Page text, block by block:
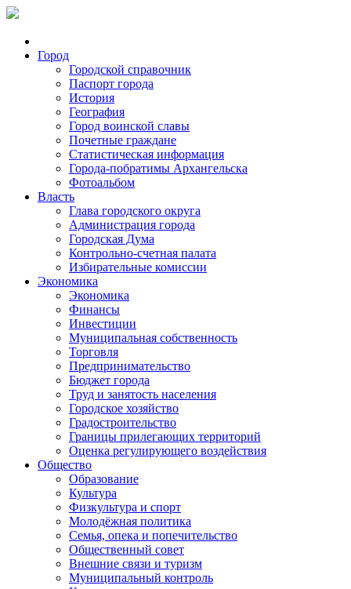
Город
Городской справочник
Паспорт города
История
География
Город воинской славы
Почетные граждане
Статистическая информация
Города-побратимы Архангельска
Фотоальбом
Власть
Глава городского округа
Администрация города
Городская Дума
Контрольно-счетная палата
Избирательные комиссии
Экономика
Экономика
Финансы
Инвестиции
Муниципальная собственность
Торговля
Предпринимательство
Бюджет города
Труд и занятость населения
Городское хозяйство
Градостроительство
Границы прилегающих территорий
Оценка регулирующего воздействия
Общество
Образование
Культура
Физкультура и спорт
Молодёжная политика
Семья, опека и попечительство
Общественный совет
Внешние связи и туризм
Муниципальный контроль